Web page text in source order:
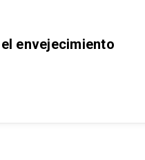
envejecimiento